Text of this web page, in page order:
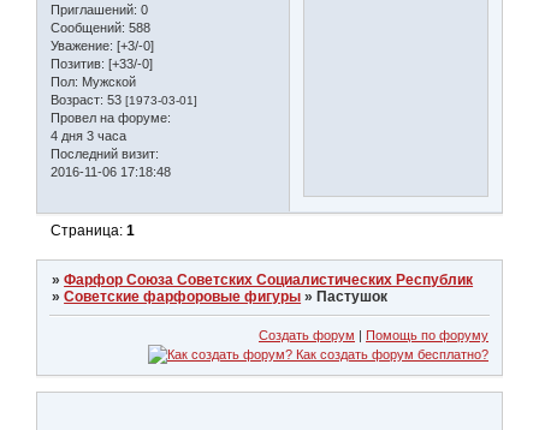
Приглашений: 0
Сообщений: 588
Уважение: [+3/-0]
Позитив: [+33/-0]
Пол: Мужской
Возраст: 53 [1973-03-01]
Провел на форуме:
4 дня 3 часа
Последний визит:
2016-11-06 17:18:48
Страница:1
»Фарфор Союза Советских Социалистических Республик
»Советские фарфоровые фигуры » Пастушок
Создать форум | Помощь по форуму